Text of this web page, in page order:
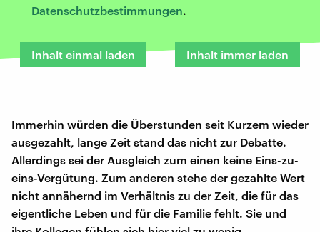
Datenschutzbestimmungen.
Inhalt einmal laden Inhalt immer laden
Immerhin würden die Überstunden seit Kurzem wieder
ausgezahlt, lange Zeit stand das nicht zur Debatte.
Allerdings sei der Ausgleich zum einen keine Eins-zu-
eins-Vergütung. Zum anderen stehe der gezahlte Wert
nicht annähernd im Verhältnis zu der Zeit, die für das
eigentliche Leben und für die Familie fehlt. Sie und